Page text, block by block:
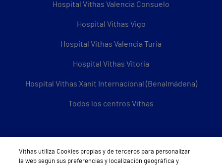
Hospital Vithas Valencia Consuelo
Hospital Vithas Vigo
Hospital Vithas Valencia Turia
Hospital Vithas Vitoria
Hospital Vithas Xanit Internacional (Benalmádena)
Todos los centros Vithas
Sobre Vithas
Vithas utiliza Cookies propias y de terceros para personalizar
la web según sus preferencias y localización geográfica y